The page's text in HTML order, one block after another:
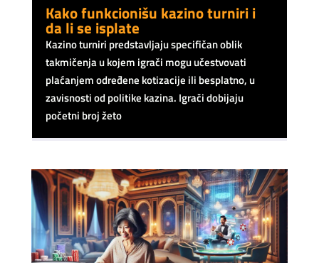
Kako funkcionišu kazino turniri i
da li se isplate
Kazino turniri predstavljaju specifičan oblik
takmičenja u kojem igrači mogu učestvovati
plaćanjem određene kotizacije ili besplatno, u
zavisnosti od politike kazina. Igrači dobijaju
početni broj žeto